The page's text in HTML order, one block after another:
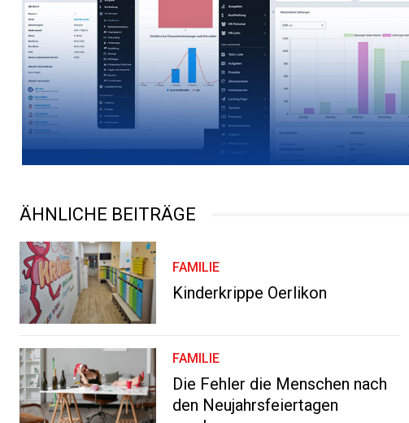
ÄHNLICHE BEITRÄGE
FAMILIE
Kinderkrippe Oerlikon
FAMILIE
Die Fehler die Menschen nach
den Neujahrsfeiertagen